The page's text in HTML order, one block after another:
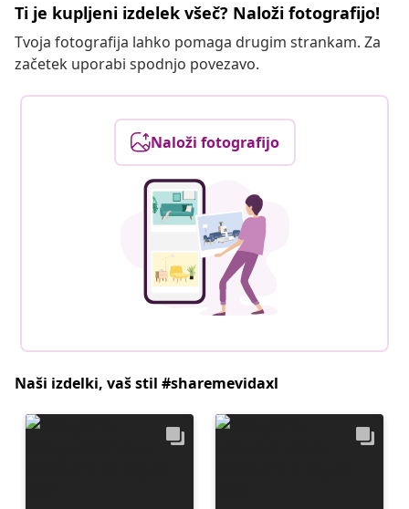
Ti je kupljeni izdelek všeč? Naloži fotografijo!
Tvoja fotografija lahko pomaga drugim strankam. Za
začetek uporabi spodnjo povezavo.
Naloži fotografijo
Naši izdelki, vaš stil #sharemevidaxl